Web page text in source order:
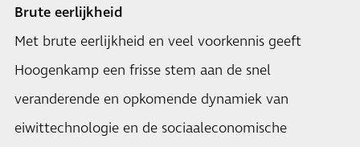
Brute eerlijkheid
Met brute eerlijkheid en veel voorkennis geeft
Hoogenkamp een frisse stem aan de snel
veranderende en opkomende dynamiek van
eiwittechnologie en de sociaaleconomische